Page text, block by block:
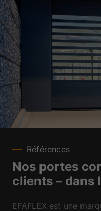
Références
Nos portes
clients – dans
EFAFLEX est une